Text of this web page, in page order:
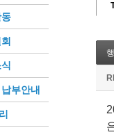
부안내